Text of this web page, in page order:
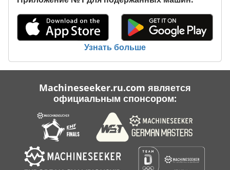
Узнать больше
Machineseeker.ru.com является
официальным спонсором: